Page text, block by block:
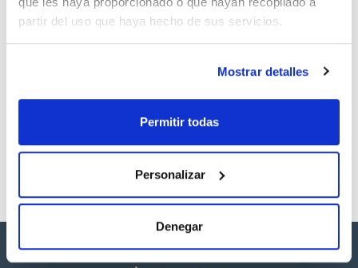
partir del uso que haya hecho de sus servicios.
Mostrar detalles
Permitir todas
Personalizar
Denegar
Disolvente Envase Volumen
CPAF115051
x1ml
Comprar
Ver stock